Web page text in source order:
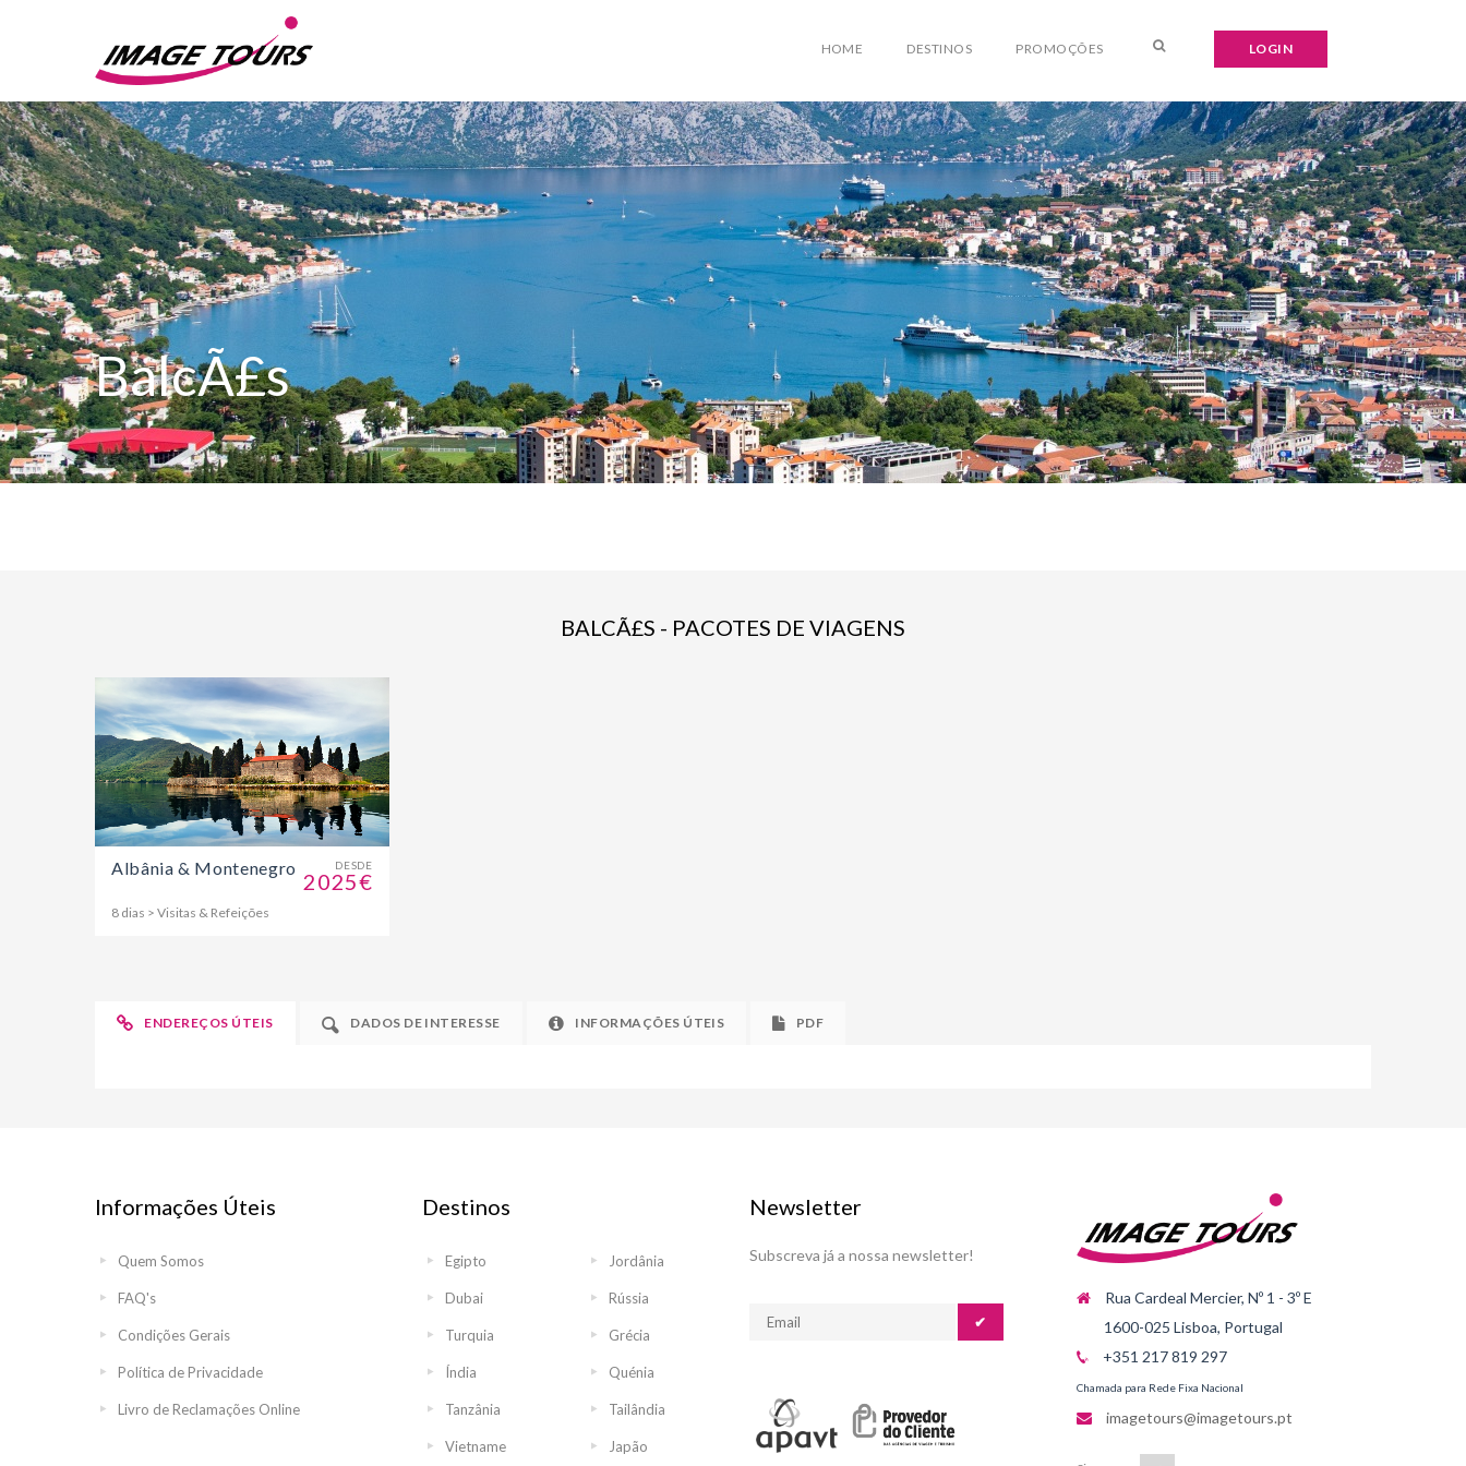
HOME DESTINOS PROMOÇÕES LOGIN
BalcÃ£s
BALCÃ£S - PACOTES DE VIAGENS
DESDE
2025€
Albânia & Montenegro
8 dias > Visitas & Refeições
ENDEREÇOS ÚTEIS DADOS DE INTERESSE INFORMAÇÕES ÚTEIS PDF
Informações Úteis
Quem Somos
FAQ's
Condições Gerais
Política de Privacidade
Livro de Reclamações Online
Destinos
Egipto Jordânia
Dubai Rússia
Turquia Grécia
Índia Quénia
Tanzânia Tailândia
Vietname Japão
Newsletter
Subscreva já a nossa newsletter!
✔
Rua Cardeal Mercier, Nº 1 - 3º E
1600-025 Lisboa, Portugal
+351 217 819 297
Chamada para Rede Fixa Nacional
imagetours@imagetours.pt